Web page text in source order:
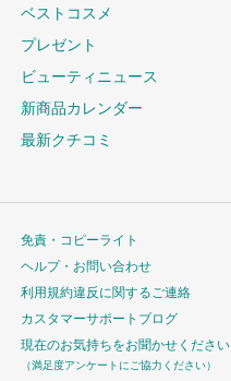
ベストコスメ
プレゼント
ビューティニュース
新商品カレンダー
最新クチコミ
免責・コピーライト
ヘルプ・お問い合わせ
利用規約違反に関するご連絡
カスタマーサポートブログ
現在のお気持ちをお聞かせください
（満足度アンケートにご協力ください）